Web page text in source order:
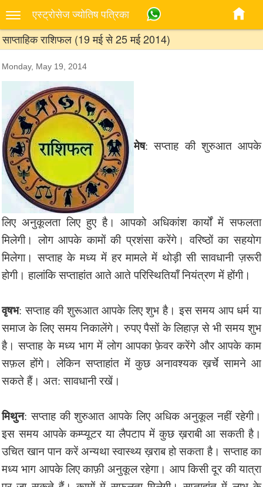
एस्‍ट्रोसेज ज्‍योतिष पत्रिका
साप्ताहिक राशिफल (19 मई से 25 मई 2014)
Monday, May 19, 2014
मेष: सप्ताह की शुरुआत आपके
लिए अनुकूलता लिए हुए है। आपको अधिकांश कार्यों में सफलता
मिलेगी। लोग आपके कामों की प्रशंसा करेंगे। वरिष्ठों का सहयोग
मिलेगा। सप्ताह के मध्य में हर मामले में थोड़ी सी सावधानी ज़रूरी
होगी। हालांकि सप्ताहांत आते आते परिस्थितियाँ नियंत्रण में होंगी।
वृषभ: सप्ताह की शुरूआत आपके लिए शुभ है। इस समय आप धर्म या
समाज के लिए समय निकालेंगे। रुपए पैसों के लिहाज़ से भी समय शुभ
है। सप्ताह के मध्य भाग में लोग आपका फ़ेवर करेंगे और आपके काम
सफ़ल होंगे। लेकिन सप्ताहांत में कुछ अनावश्यक ख़र्चे सामने आ
सकते हैं। अत: सावधानी रखें।
मिथुन: सप्ताह की शुरुआत आपके लिए अधिक अनुकूल नहीं रहेगी।
इस समय आपके कम्प्यूटर या लैपटाप में कुछ ख़राबी आ सकती है।
उचित खान पान करें अन्यथा स्वास्थ्य ख़राब हो सकता है। सप्ताह का
मध्य भाग आपके लिए काफ़ी अनुकूल रहेगा। आप किसी दूर की यात्रा